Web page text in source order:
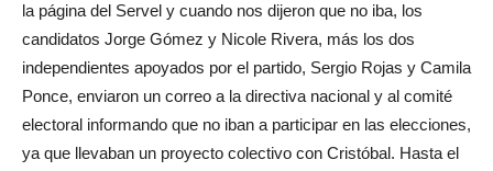
la página del Servel y cuando nos dijeron que no iba, los
candidatos Jorge Gómez y Nicole Rivera, más los dos
independientes apoyados por el partido, Sergio Rojas y Camila
Ponce, enviaron un correo a la directiva nacional y al comité
electoral informando que no iban a participar en las elecciones,
ya que llevaban un proyecto colectivo con Cristóbal. Hasta el